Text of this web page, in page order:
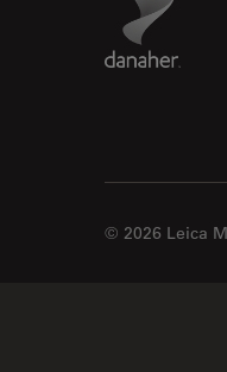
© 2026 Leica